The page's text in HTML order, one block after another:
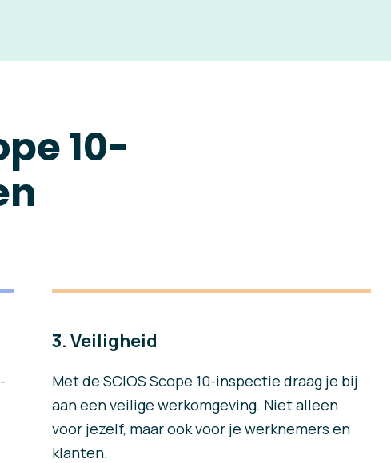
10-
3. Veiligheid
Met de SCIOS Scope 10-inspectie draag je bij
aan een veilige werkomgeving. Niet alleen
voor jezelf, maar ook voor je werknemers en
klanten.